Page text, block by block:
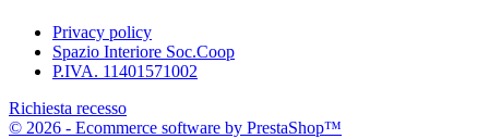
Privacy policy
Spazio Interiore Soc.Coop
P.IVA. 11401571002
Richiesta recesso
© 2026 - Ecommerce software by PrestaShop™